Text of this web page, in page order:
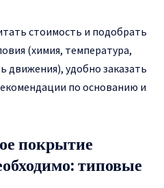
стоимость и подобрать
(химия, температура,
движения), удобно заказать
по основанию и
покрытие
типовые